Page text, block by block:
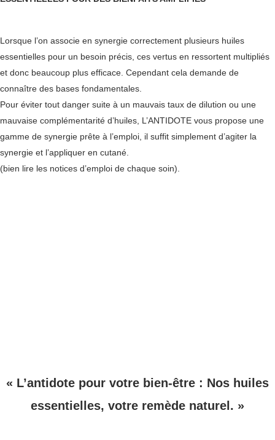
Lorsque l’on associe en synergie correctement plusieurs huiles
essentielles pour un besoin précis, ces vertus en ressortent multipliés
et donc beaucoup plus efficace. Cependant cela demande de
connaître des bases fondamentales.
Pour éviter tout danger suite à un mauvais taux de dilution ou une
mauvaise complémentarité d’huiles, L’ANTIDOTE vous propose une
gamme de synergie prête à l’emploi, il suffit simplement d’agiter la
synergie et l’appliquer en cutané.
(bien lire les notices d’emploi de chaque soin).
« L’antidote pour votre bien-être : Nos huiles
essentielles, votre remède naturel. »